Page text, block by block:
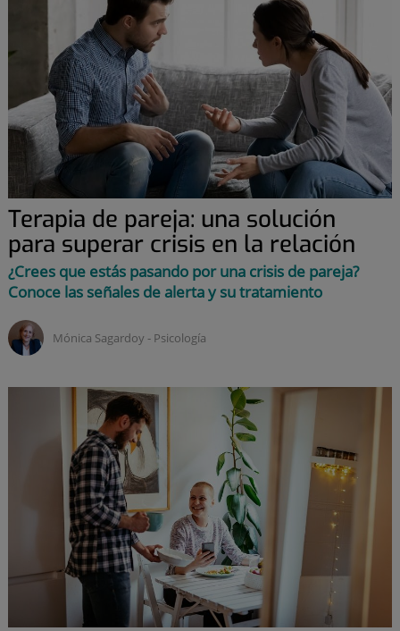
Terapia de pareja: una solución
para superar crisis en la relación
¿Crees que estás pasando por una crisis de pareja?
Conoce las señales de alerta y su tratamiento
Mónica Sagardoy ‑ psicología